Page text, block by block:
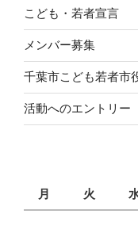
こども・若者宣言
メンバー募集
千葉市こども若者市
活動へのエントリー
月
火